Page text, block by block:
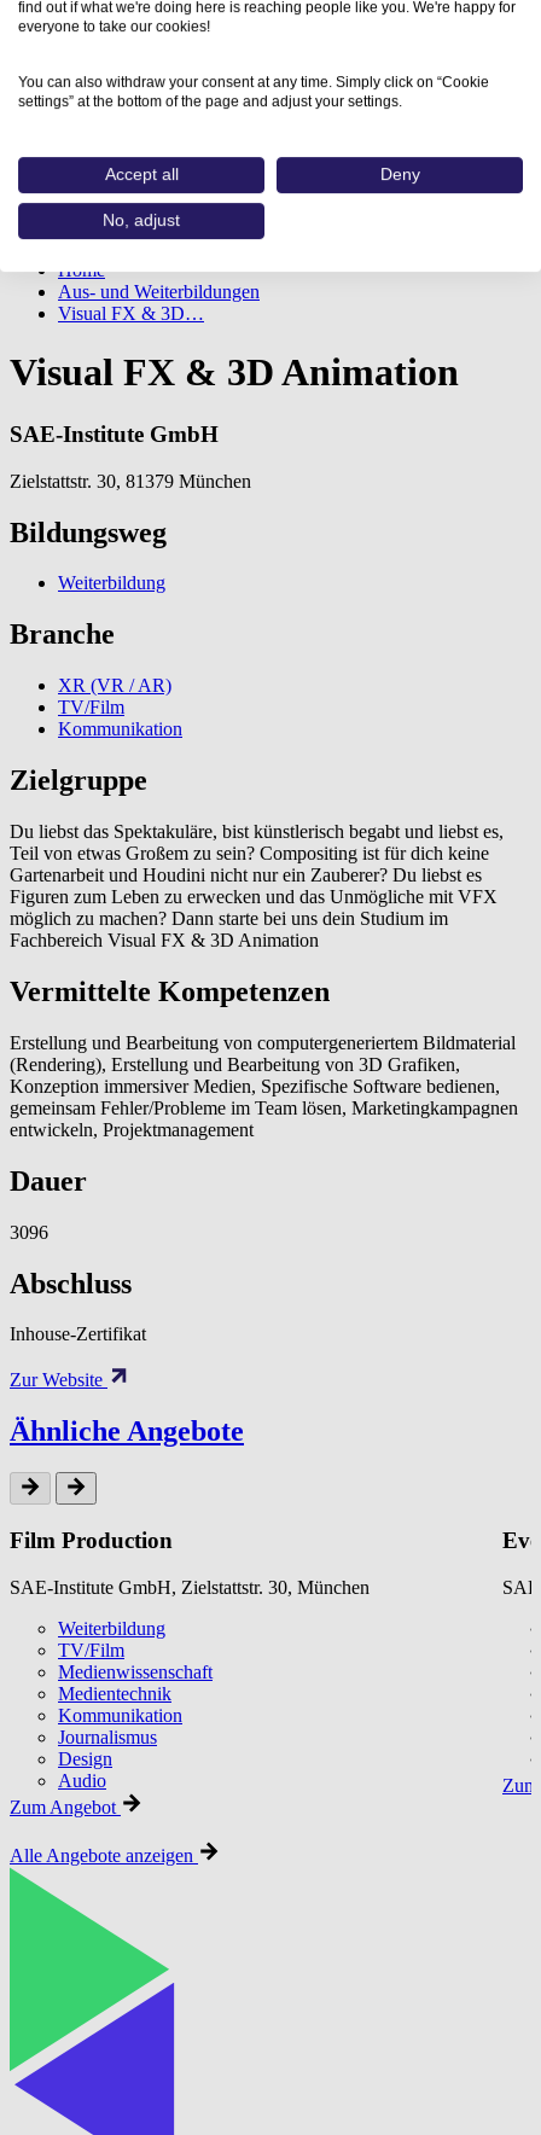
Home
Aus- und Weiterbildungen
Visual FX & 3D…
Visual FX & 3D Animation
SAE-Institute GmbH
Zielstattstr. 30, 81379 München
Bildungsweg
Weiterbildung
Branche
XR (VR / AR)
TV/Film
Kommunikation
Zielgruppe
Du liebst das Spektakuläre, bist künstlerisch begabt und liebst es,
Teil von etwas Großem zu sein? Compositing ist für dich keine
Gartenarbeit und Houdini nicht nur ein Zauberer? Du liebst es
Figuren zum Leben zu erwecken und das Unmögliche mit VFX
möglich zu machen? Dann starte bei uns dein Studium im
Fachbereich Visual FX & 3D Animation
Vermittelte Kompetenzen
Erstellung und Bearbeitung von computergeneriertem Bildmaterial
(Rendering), Erstellung und Bearbeitung von 3D Grafiken,
Konzeption immersiver Medien, Spezifische Software bedienen,
gemeinsam Fehler/Probleme im Team lösen, Marketingkampagnen
entwickeln, Projektmanagement
Dauer
3096
Abschluss
Inhouse-Zertifikat
Zur Website
Ähnliche Angebote
Film Production
SAE-Institute GmbH, Zielstattstr. 30, München
Weiterbildung
TV/Film
Medienwissenschaft
Medientechnik
Kommunikation
Journalismus
Design
Audio
Zum Angebot
Alle Angebote anzeigen
find out if what we're doing here is reaching people like you. We're happy for
everyone to take our cookies!
You can also withdraw your consent at any time. Simply click on “Cookie
settings” at the bottom of the page and adjust your settings.
Accept all Deny
No, adjust